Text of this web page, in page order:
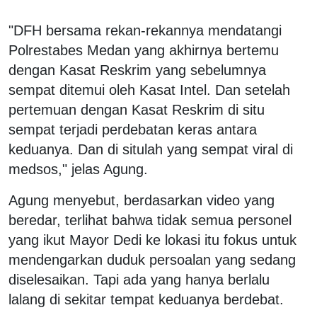
"DFH bersama rekan-rekannya mendatangi
Polrestabes Medan yang akhirnya bertemu
dengan Kasat Reskrim yang sebelumnya
sempat ditemui oleh Kasat Intel. Dan setelah
pertemuan dengan Kasat Reskrim di situ
sempat terjadi perdebatan keras antara
keduanya. Dan di situlah yang sempat viral di
medsos," jelas Agung.
Agung menyebut, berdasarkan video yang
beredar, terlihat bahwa tidak semua personel
yang ikut Mayor Dedi ke lokasi itu fokus untuk
mendengarkan duduk persoalan yang sedang
diselesaikan. Tapi ada yang hanya berlalu
lalang di sekitar tempat keduanya berdebat.